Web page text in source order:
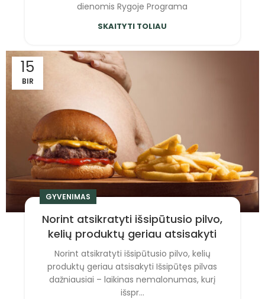
dienomis Rygoje Programa
SKAITYTI TOLIAU
15
BIR
GYVENIMAS
Norint atsikratyti išsipūtusio pilvo,
kelių produktų geriau atsisakyti
Norint atsikratyti išsipūtusio pilvo, kelių
produktų geriau atsisakyti Išsipūtęs pilvas
dažniausiai – laikinas nemalonumas, kurį
išspr...